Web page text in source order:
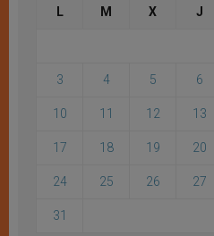
L M X J
3 4 5 6
10 11 12 13
17 18 19 20
24 25 26 27
31